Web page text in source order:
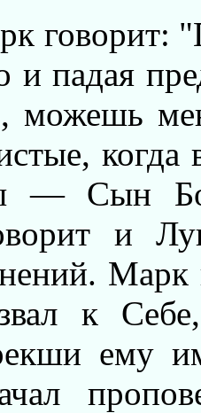
говорит:
и падая
можешь
— Сын
и
к
ему